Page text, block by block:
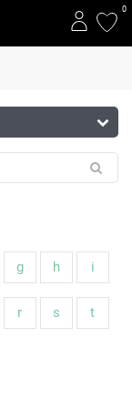
0
g h i
r s t